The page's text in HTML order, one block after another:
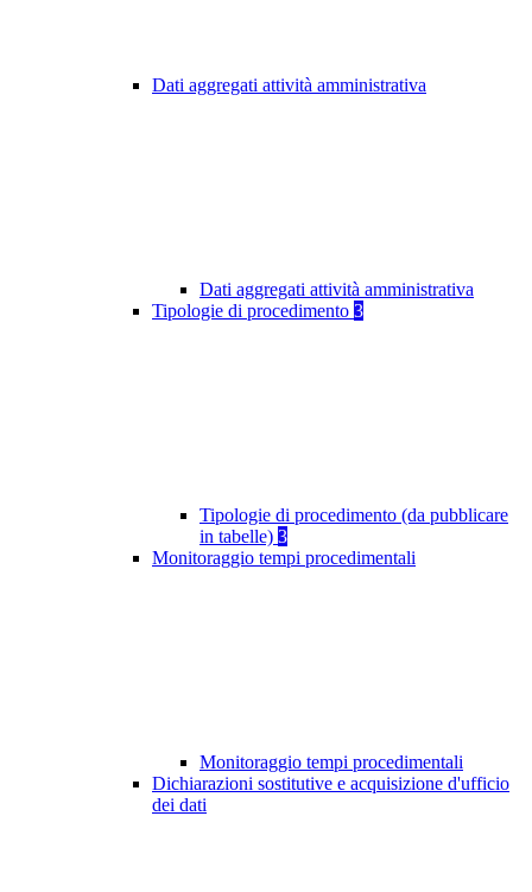
Dati aggregati attività amministrativa
Dati aggregati attività amministrativa
Tipologie di procedimento 3
Tipologie di procedimento (da pubblicare
in tabelle) 3
Monitoraggio tempi procedimentali
Monitoraggio tempi procedimentali
Dichiarazioni sostitutive e acquisizione d'ufficio
dei dati